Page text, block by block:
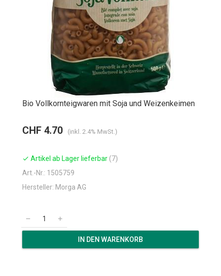
Bio Vollkornteigwaren mit Soja und Weizenkeimen
CHF 4.70 (inkl. 2.4% MwSt.)
check Artikel ab Lager lieferbar (7)
Art.-Nr.: 1505759
Hersteller: Morga AG
remove add
IN DEN WARENKORB